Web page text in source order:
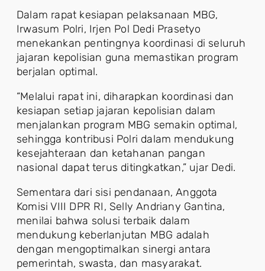
Dalam rapat kesiapan pelaksanaan MBG,
Irwasum Polri, Irjen Pol Dedi Prasetyo
menekankan pentingnya koordinasi di seluruh
jajaran kepolisian guna memastikan program
berjalan optimal.
“Melalui rapat ini, diharapkan koordinasi dan
kesiapan setiap jajaran kepolisian dalam
menjalankan program MBG semakin optimal,
sehingga kontribusi Polri dalam mendukung
kesejahteraan dan ketahanan pangan
nasional dapat terus ditingkatkan,” ujar Dedi.
Sementara dari sisi pendanaan, Anggota
Komisi VIII DPR RI, Selly Andriany Gantina,
menilai bahwa solusi terbaik dalam
mendukung keberlanjutan MBG adalah
dengan mengoptimalkan sinergi antara
pemerintah, swasta, dan masyarakat.